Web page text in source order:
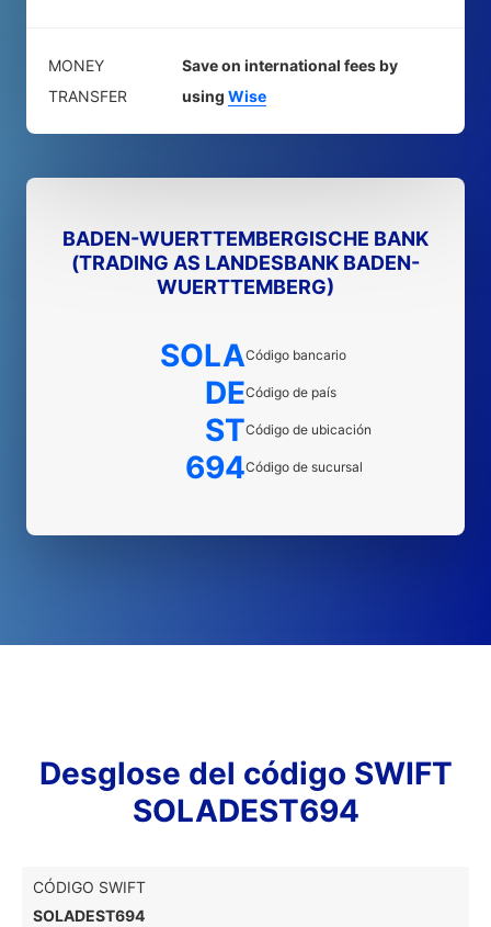
MONEY
TRANSFER
Save on international fees by
using Wise
BADEN-WUERTTEMBERGISCHE BANK
(TRADING AS LANDESBANK BADEN-
WUERTTEMBERG)
SOLACódigo bancario
DECódigo de país
STCódigo de ubicación
694Código de sucursal
Desglose del código SWIFT
SOLADEST694
CÓDIGO SWIFT
SOLADEST694